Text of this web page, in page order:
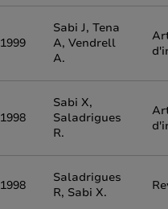
1999
Sabi J, Tena
A, Vendrell
A.
1998
Sabi X,
Saladrigues
R.
1998
Saladrigues
R, Sabi X.